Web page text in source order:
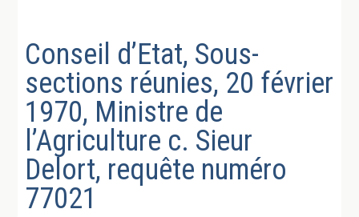
Conseil d’Etat, Sous-
sections réunies, 20 février
1970, Ministre de
l’Agriculture c. Sieur
Delort, requête numéro
77021